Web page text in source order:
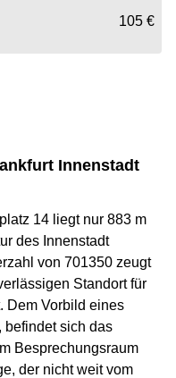
105 €
Innenstadt
14 liegt nur 883 m
des Innenstadt
von 701350 zeugt
Standort für
Dem Vorbild eines
befindet sich das
Besprechungsraum
der nicht weit vom